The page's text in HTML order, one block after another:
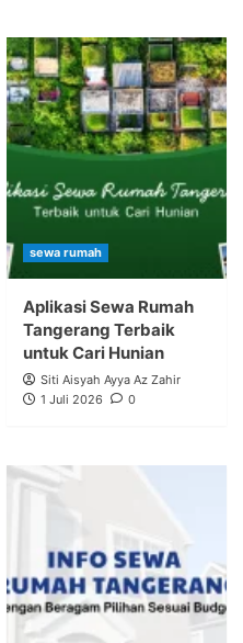
sewa rumah
Aplikasi Sewa Rumah
Tangerang Terbaik
untuk Cari Hunian
Siti Aisyah Ayya Az Zahir
1 Juli 2026
0